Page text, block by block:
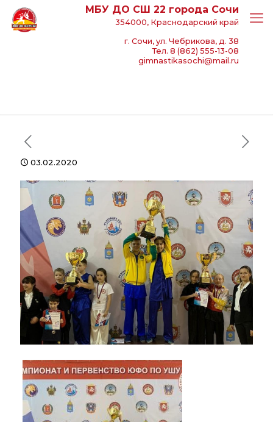
МБУ ДО СШ 22 города Сочи
354000, Краснодарский край
г. Сочи, ул. Чебрикова, д. 38
Тел. 8 (862) 555-13-08
gimnastikasochi@mail.ru
03.02.2020